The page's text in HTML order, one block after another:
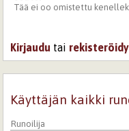
Tää ei oo omistettu
Kirjaudu tai rekisteröidy
Käyttäjän kaikki
Runoilija